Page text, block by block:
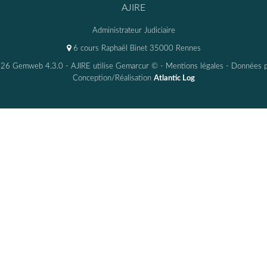
AJIRE
Administrateur Judiciaire
6 cours Raphaël Binet 35000 Rennes
Gemweb 4.3.0 - AJIRE utilise Gemarcur © - Mentions légales - Données
Conception/Réalisation Atlantic Log